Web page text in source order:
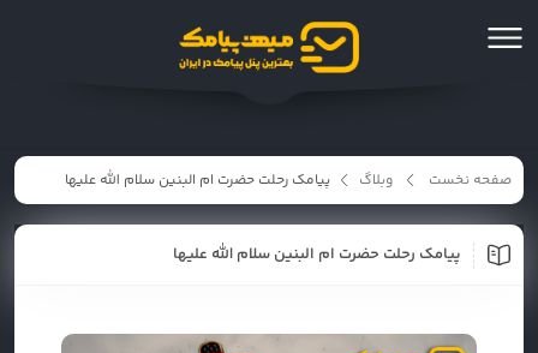
صفحه نخست وبلاگ پیامک رحلت حضرت ام البنین سلام الله علیها
پیامک رحلت حضرت ام البنین سلام الله علیها